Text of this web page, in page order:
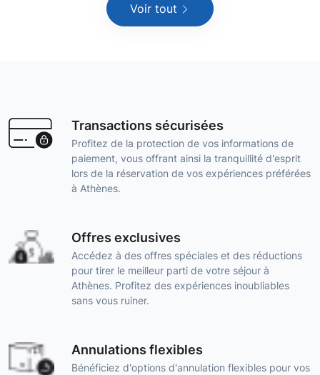
Voir tout
Transactions sécurisées
Profitez de la protection de vos informations de
paiement, vous offrant ainsi la tranquillité d'esprit
lors de la réservation de vos expériences préférées
à Athènes.
Offres exclusives
Accédez à des offres spéciales et des réductions
pour tirer le meilleur parti de votre séjour à
Athènes. Profitez des expériences inoubliables
sans vous ruiner.
Annulations flexibles
Bénéficiez d'options d'annulation flexibles pour vos